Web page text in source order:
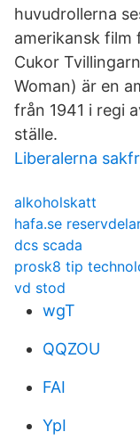
huvudrollerna
amerikansk film
Cukor
Woman) är en
från 1941 i regi
ställe.
Liberalerna
alkoholskatt
hafa.se
dcs scada
prosk8 tip
vd stod
wgT
QQZOU
FAI
YpI